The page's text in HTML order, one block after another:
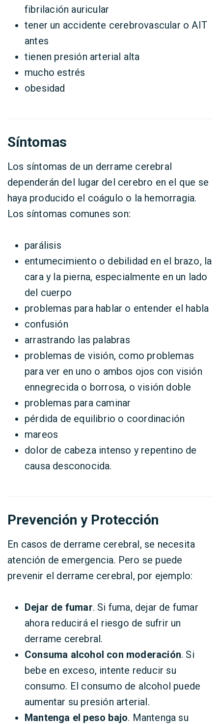
fibrilación auricular
tener un accidente cerebrovascular o AIT
antes
tienen presión arterial alta
mucho estrés
obesidad
Síntomas
Los síntomas de un derrame cerebral
dependerán del lugar del cerebro en el que se
haya producido el coágulo o la hemorragia.
Los síntomas comunes son:
parálisis
entumecimiento o debilidad en el brazo, la
cara y la pierna, especialmente en un lado
del cuerpo
problemas para hablar o entender el habla
confusión
arrastrando las palabras
problemas de visión, como problemas
para ver en uno o ambos ojos con visión
ennegrecida o borrosa, o visión doble
problemas para caminar
pérdida de equilibrio o coordinación
mareos
dolor de cabeza intenso y repentino de
causa desconocida.
Prevención y Protección
En casos de derrame cerebral, se necesita
atención de emergencia. Pero se puede
prevenir el derrame cerebral, por ejemplo:
Dejar de fumar. Si fuma, dejar de fumar
ahora reducirá el riesgo de sufrir un
derrame cerebral.
Consuma alcohol con moderación. Si
bebe en exceso, intente reducir su
consumo. El consumo de alcohol puede
aumentar su presión arterial.
Mantenga el peso bajo. Mantenga su